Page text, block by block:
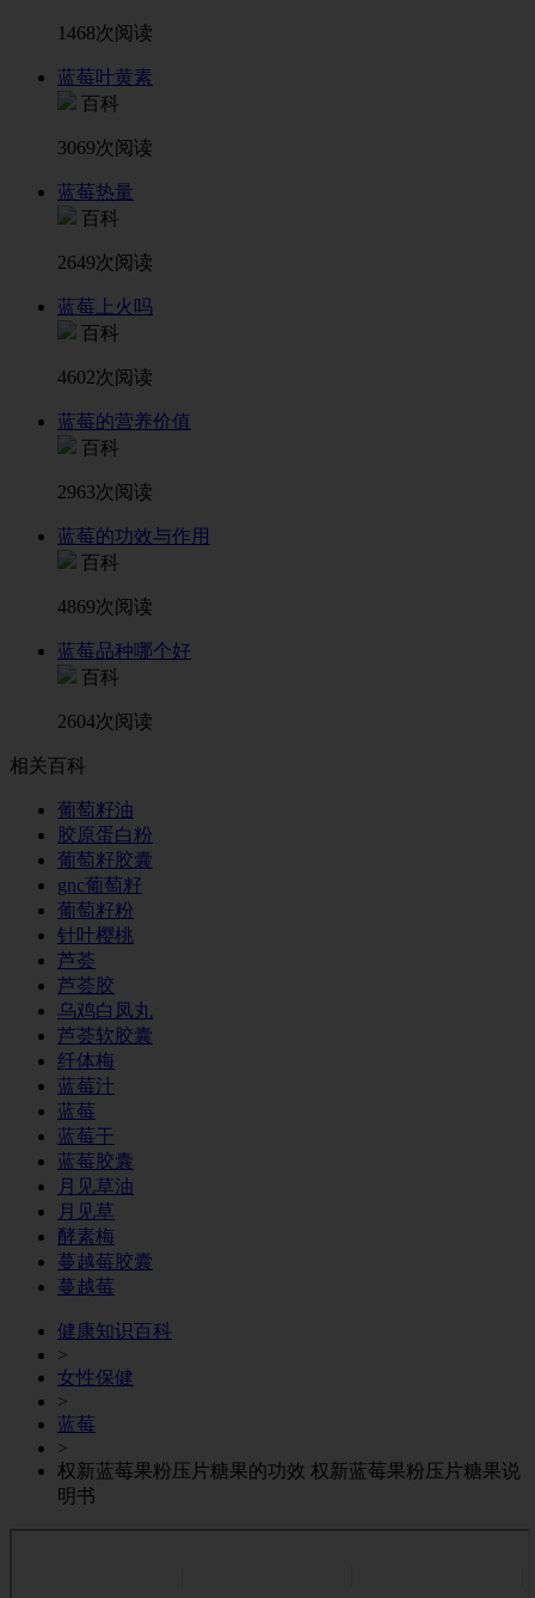
1468次阅读
蓝莓叶黄素
百科
3069次阅读
蓝莓热量
百科
2649次阅读
蓝莓上火吗
百科
4602次阅读
蓝莓的营养价值
百科
2963次阅读
蓝莓的功效与作用
百科
4869次阅读
蓝莓品种哪个好
百科
2604次阅读
相关百科
葡萄籽油
胶原蛋白粉
葡萄籽胶囊
gnc葡萄籽
葡萄籽粉
针叶樱桃
芦荟
芦荟胶
乌鸡白凤丸
芦荟软胶囊
纤体梅
蓝莓汁
蓝莓
蓝莓干
蓝莓胶囊
月见草油
月见草
酵素梅
蔓越莓胶囊
蔓越莓
健康知识百科
>
女性保健
>
蓝莓
>
权新蓝莓果粉压片糖果的功效 权新蓝莓果粉压片糖果说
明书